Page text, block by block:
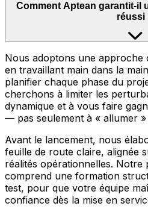
Comment Aptean garantit-il
réussi
Nous adoptons une
en travaillant main dans la
planifier chaque phase du
cherchons à limiter les
dynamique et à vous faire
— pas seulement à « allumer »
Avant le lancement, nous
feuille de route claire, alignée
réalités opérationnelles.
comprend une formation
test, pour que votre équipe
confiance dès la mise en